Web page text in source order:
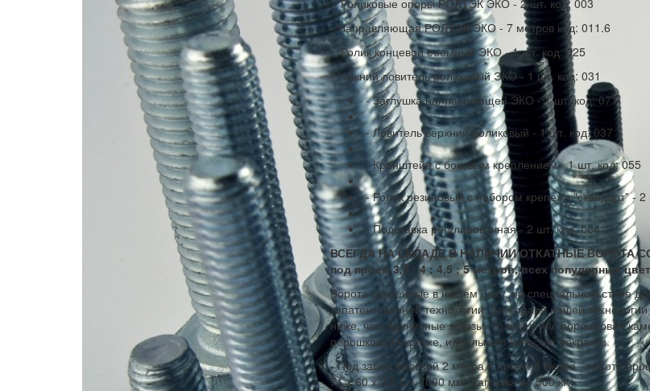
- Роликовые опоры РОЛТЭК ЭКО - 2 шт. код: 003
- Направляющая РОЛТЭК ЭКО - 7 метров код: 011.6
- Ролик концевой съемный ЭКО - 1 шт. код: 025
- Нижний ловитель роликовый ЭКО - 1 шт. код: 031
- Заглушка направляющей ЭКО - 1 шт. код: 071
- Ловитель верхний роликовый - 1 шт. код: 037
- Кронштейн с боковым креплением - 1 шт. код: 055
- Ролик резиновый с набором крепежа "стандарт" -
- Подставка регулировочная - 2 шт. код: 064
ВСЕГДА НА СКЛАДЕ В НАЛИЧИИ ОТКАТНЫЕ ВОРОТА
под проем 3,5 ; 4 ; 4,5 ; 5 метров, всех популярных
Ворота сваренные в нашем цеху, на специальном столе
запатентованной технологии. Благодаря нашей
ниже, чем единичные заказы. Только у нас порошковая
порошковой окраске, идеального качества покраски.
- Под забор высотой 2 метра и проем 4 метра, высота
71 х 60 х 3,5 L = 7000 мм (нагрузка до 500 кг.)